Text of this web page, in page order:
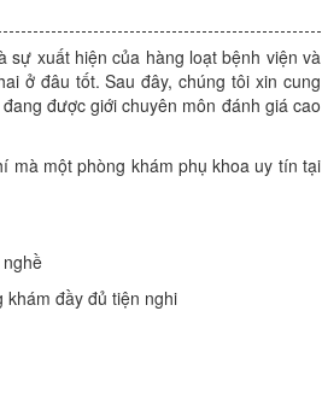
sự xuất hiện của hàng loạt bệnh viện và
ở đâu tốt. Sau đây, chúng tôi xin cung
được giới chuyên môn đánh giá cao
mà một phòng khám phụ khoa uy tín tại
khám đầy đủ tiện nghi